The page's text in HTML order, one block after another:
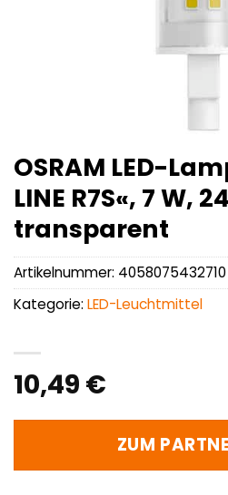
OSRAM LED-
LINE R7S«, 7 W,
transparent
10,49 €
ZUM
Artikelnummer: 4058075432710
Kategorie: LED-Leuchtmittel